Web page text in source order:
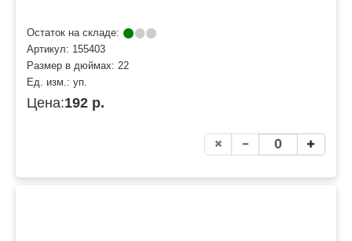
Остаток на складе:
Артикул: 155403
Размер в дюймах: 22
Ед. изм.: уп.
Цена:192 р.